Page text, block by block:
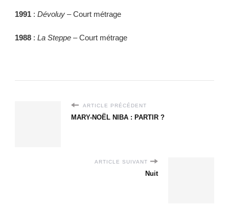
1991 : Dévoluy – Court métrage
1988 : La Steppe – Court métrage
ARTICLE PRÉCÉDENT
MARY-NOËL NIBA : PARTIR ?
ARTICLE SUIVANT
Nuit